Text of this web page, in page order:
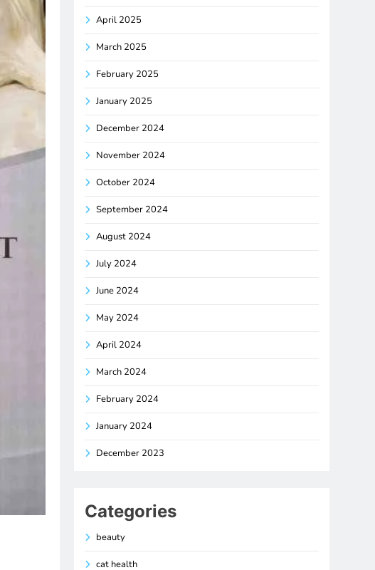
April 2025
March 2025
February 2025
January 2025
December 2024
November 2024
October 2024
September 2024
August 2024
July 2024
June 2024
May 2024
April 2024
March 2024
February 2024
January 2024
December 2023
Categories
beauty
cat health